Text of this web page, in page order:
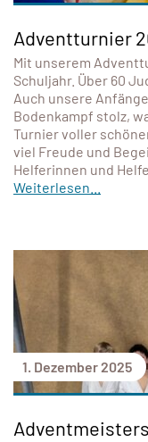
Adventturnier
Mit unserem
Schuljahr. Über 60
Auch unsere
Bodenkampf stolz,
Turnier voller
viel Freude und
Helferinnen und
Weiterlesen...
1. Dezember 2025